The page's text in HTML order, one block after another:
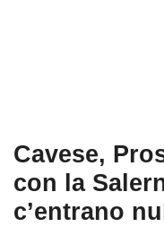
Cavese,
con la
c’entrano